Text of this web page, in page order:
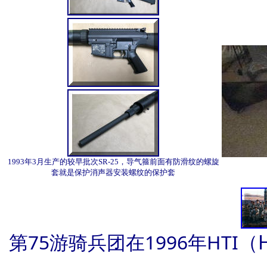
1993年3月生产的较早批次SR-25，导气箍前面有防滑纹的螺旋
套就是保护消声器安装螺纹的保护套
第75游骑兵团在1996年HTI